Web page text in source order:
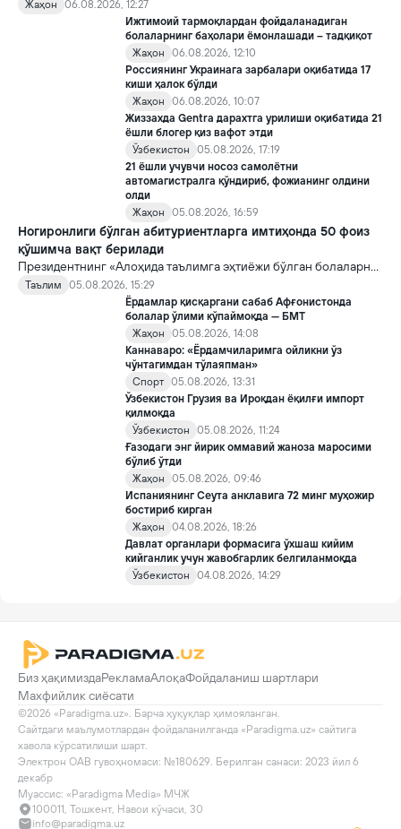
қоидалар кучга киради.
Жаҳон
06.08.2026, 12:27
Ижтимоий тармоқлардан фойдаланадиган
болаларнинг баҳолари ёмонлашади – тадқиқот
Жаҳон
06.08.2026, 12:10
Россиянинг Украинага зарбалари оқибатида 17
киши ҳалок бўлди
Жаҳон
06.08.2026, 10:07
Жиззахда Gentra дарахтга урилиши оқибатида 21
ёшли блогер қиз вафот этди
Ўзбекистон
05.08.2026, 17:19
21 ёшли учувчи носоз самолётни
автомагистралга қўндириб, фожианинг олдини
олди
Жаҳон
05.08.2026, 16:59
Ногиронлиги бўлган абитуриентларга имтиҳонда 50 фоиз
қўшимча вақт берилади
Президентнинг «Алоҳида таълимга эҳтиёжи бўлган болаларни
таълим ва ижтимоий хизматлар билан қамраб олиш тизимини
такомиллаштириш бўйича қўшимча чора-тадбирлар
тўғрисида»ги қарори билан инклюзив таълим соҳасида қатор
янги механизмлар жорий этилади.
Таълим
05.08.2026, 15:29
Ёрдамлар қисқаргани сабаб Афғонистонда
болалар ўлими кўпаймоқда — БМТ
Жаҳон
05.08.2026, 14:08
Каннаваро: «Ёрдамчиларимга ойликни ўз
чўнтагимдан тўлаяпман»
Спорт 05.08.2026, 13:31
Ўзбекистон Грузия ва Ироқдан ёқилғи импорт
қилмоқда
Ўзбекистон
05.08.2026, 11:24
Ғазодаги энг йирик оммавий жаноза маросими
бўлиб ўтди
Жаҳон
05.08.2026, 09:46
Испаниянинг Сеута анклавига 72 минг муҳожир
бостириб кирган
Жаҳон
04.08.2026, 18:26
Давлат органлари формасига ўхшаш кийим
кийганлик учун жавобгарлик белгиланмоқда
Ўзбекистон
04.08.2026, 14:29
Биз ҳақимиздаРекламаАлоқаФойдаланиш шартлари
Махфийлик сиёсати
©2026 «Paradigma.uz». Барча ҳуқуқлар ҳимояланган.
Сайтдаги маълумотлардан фойдаланилганда «Paradigma.uz» сайтига
хавола кўрсатилиши шарт.
Электрон ОАВ гувоҳномаси: №180629. Берилган санаси: 2023 йил 6
декабр
Муассис: «Paradigma Media» МЧЖ
100011, Тошкент, Навои кўчаси, 30
info@paradigma.uz